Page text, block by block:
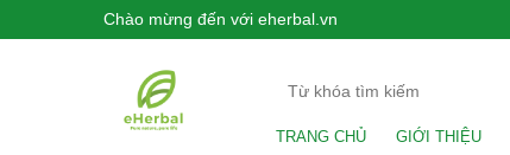
Chào mừng đến với eherbal.vn
TRANG CHỦ GIỚI THIỆU